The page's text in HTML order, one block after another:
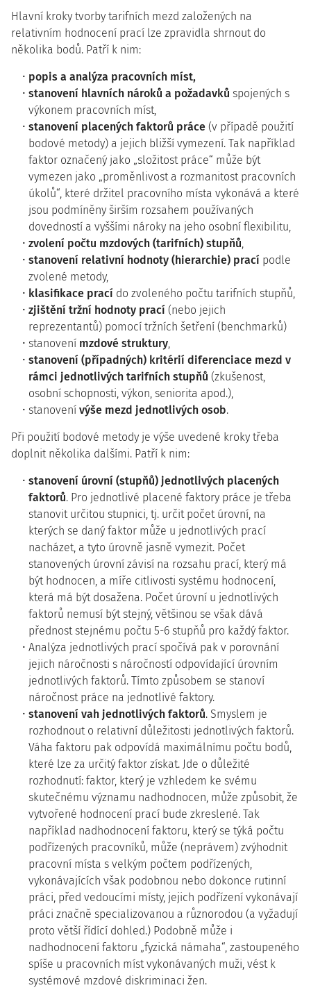
Hlavní kroky tvorby tarifních mezd založených na
relativním hodnocení prací lze zpravidla shrnout do
několika bodů. Patří k nim:
popis a analýza pracovních míst,
stanovení hlavních nároků a požadavků spojených s
výkonem pracovních míst,
stanovení placených faktorů práce (v případě použití
bodové metody) a jejich bližší vymezení. Tak například
faktor označený jako „složitost práce“ může být
vymezen jako „proměnlivost a rozmanitost pracovních
úkolů“, které držitel pracovního místa vykonává a které
jsou podmíněny širším rozsahem používaných
dovedností a vyššími nároky na jeho osobní flexibilitu,
zvolení počtu mzdových (tarifních) stupňů,
stanovení relativní hodnoty (hierarchie) prací podle
zvolené metody,
klasifikace prací do zvoleného počtu tarifních stupňů,
zjištění tržní hodnoty prací (nebo jejich
reprezentantů) pomocí tržních šetření (benchmarků)
stanovení mzdové struktury,
stanovení (případných) kritérií diferenciace mezd v
rámci jednotlivých tarifních stupňů (zkušenost,
osobní schopnosti, výkon, seniorita apod.),
stanovení výše mezd jednotlivých osob.
Při použití bodové metody je výše uvedené kroky třeba
doplnit několika dalšími. Patří k nim:
stanovení úrovní (stupňů) jednotlivých placených
faktorů. Pro jednotlivé placené faktory práce je třeba
stanovit určitou stupnici, tj. určit počet úrovní, na
kterých se daný faktor může u jednotlivých prací
nacházet, a tyto úrovně jasně vymezit. Počet
stanovených úrovní závisí na rozsahu prací, který má
být hodnocen, a míře citlivosti systému hodnocení,
která má být dosažena. Počet úrovní u jednotlivých
faktorů nemusí být stejný, většinou se však dává
přednost stejnému počtu 5-6 stupňů pro každý faktor.
Analýza jednotlivých prací spočívá pak v porovnání
jejich náročnosti s náročností odpovídající úrovním
jednotlivých faktorů. Tímto způsobem se stanoví
náročnost práce na jednotlivé faktory.
stanovení vah jednotlivých faktorů. Smyslem je
rozhodnout o relativní důležitosti jednotlivých faktorů.
Váha faktoru pak odpovídá maximálnímu počtu bodů,
které lze za určitý faktor získat. Jde o důležité
rozhodnutí: faktor, který je vzhledem ke svému
skutečnému významu nadhodnocen, může způsobit, že
vytvořené hodnocení prací bude zkreslené. Tak
například nadhodnocení faktoru, který se týká počtu
podřízených pracovníků, může (neprávem) zvýhodnit
pracovní místa s velkým počtem podřízených,
vykonávajících však podobnou nebo dokonce rutinní
práci, před vedoucími místy, jejich podřízení vykonávají
práci značně specializovanou a různorodou (a vyžadují
proto větší řídící dohled.) Podobně může i
nadhodnocení faktoru „fyzická námaha“, zastoupeného
spíše u pracovních míst vykonávaných muži, vést k
systémové mzdové diskriminaci žen.